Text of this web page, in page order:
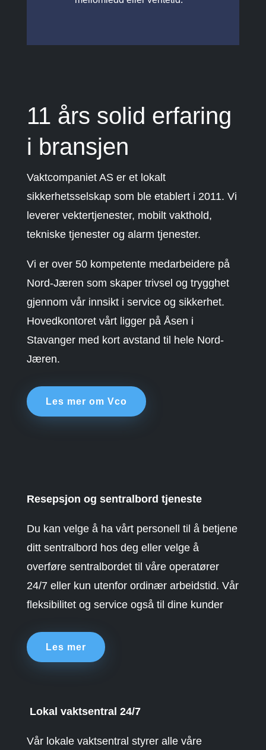
11 års solid erfaring
i bransjen
Vaktcompaniet AS er et lokalt
sikkerhetsselskap som ble etablert i 2011. Vi
leverer vektertjenester, mobilt vakthold,
tekniske tjenester og alarm tjenester.
Vi er over 50 kompetente medarbeidere på
Nord-Jæren som skaper trivsel og trygghet
gjennom vår innsikt i service og sikkerhet.
Hovedkontoret vårt ligger på Åsen i
Stavanger med kort avstand til hele Nord-
Jæren.
Les mer om Vco
Resepsjon og sentralbord tjeneste
Du kan velge å ha vårt personell til å betjene
ditt sentralbord hos deg eller velge å
overføre sentralbordet til våre operatører
24/7 eller kun utenfor ordinær arbeidstid. Vår
fleksibilitet og service også til dine kunder
Les mer
Lokal vaktsentral 24/7
Vår lokale vaktsentral styrer alle våre